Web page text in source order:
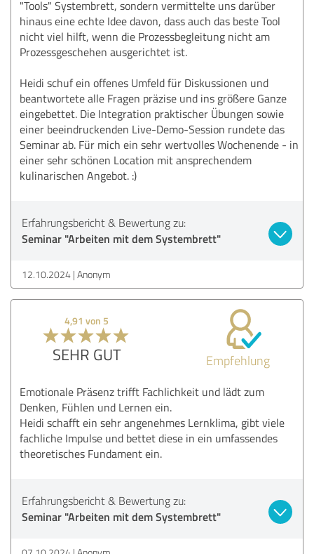
"Tools" Systembrett, sondern vermittelte uns darüber
hinaus eine echte Idee davon, dass auch das beste Tool
nicht viel hilft, wenn die Prozessbegleitung nicht am
Prozessgeschehen ausgerichtet ist.
Heidi schuf ein offenes Umfeld für Diskussionen und
beantwortete alle Fragen präzise und ins größere Ganze
eingebettet. Die Integration praktischer Übungen sowie
einer beeindruckenden Live-Demo-Session rundete das
Seminar ab. Für mich ein sehr wertvolles Wochenende - in
einer sehr schönen Location mit ansprechendem
kulinarischen Angebot. :)
Erfahrungsbericht & Bewertung zu:
Seminar "Arbeiten mit dem Systembrett"
12.10.2024 Anonym
4,91 von 5
SEHR GUT Empfehlung
Emotionale Präsenz trifft Fachlichkeit und lädt zum
Denken, Fühlen und Lernen ein.
Heidi schafft ein sehr angenehmes Lernklima, gibt viele
fachliche Impulse und bettet diese in ein umfassendes
theoretisches Fundament ein.
Erfahrungsbericht & Bewertung zu:
Seminar "Arbeiten mit dem Systembrett"